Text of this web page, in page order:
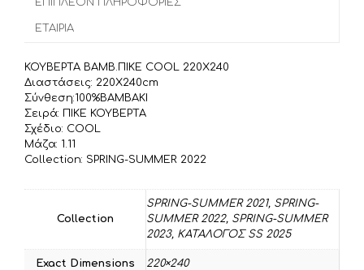
σ
ε
ί
τ
ε
ΕΠΙΠΛΈΟΝ ΠΛΗΡΟΦΟΡΊΕΣ
ΕΤΑΙΡΊΑ
ΚΟΥΒΕΡΤΑ BΑΜΒ.ΠΙΚΕ COOL 220X240
Διαστάσεις: 220X240cm
Σύνθεση:100%ΒΑΜΒΑΚΙ
Σειρά: ΠΙΚΕ ΚΟΥΒΕΡΤΑ
Σχέδιο: COOL
Μάζα: 1.11
Collection: SPRING-SUMMER 2022
Collection
SPRING-SUMMER 2021, SPRING-
SUMMER 2022, SPRING-SUMMER
2023, ΚΑΤΑΛΟΓΟΣ SS 2025
Exact Dimensions 220×240